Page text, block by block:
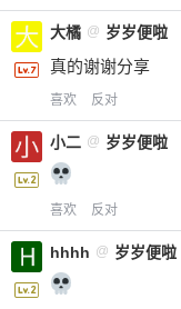
大橘 @ 岁岁便啦
真的谢谢分享
喜欢 反对
小二 @ 岁岁便啦
喜欢 反对
hhhh @ 岁岁便啦